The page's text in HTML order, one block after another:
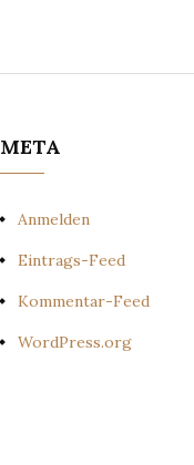
META
Anmelden
Eintrags-Feed
Kommentar-Feed
WordPress.org